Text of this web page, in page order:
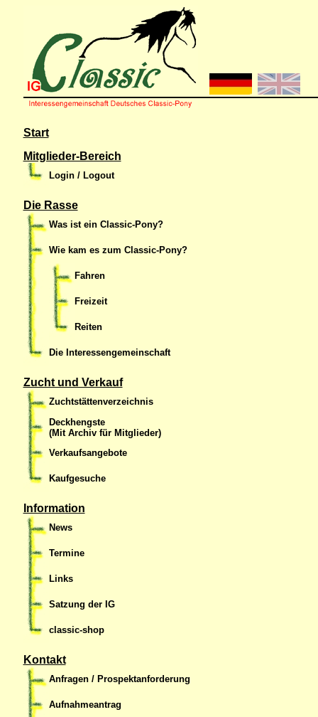
Start
Mitglieder-Bereich
Login / Logout
Die Rasse
Was ist ein Classic-Pony?
Wie kam es zum Classic-Pony?
Fahren
Freizeit
Reiten
Die Interessengemeinschaft
Zucht und Verkauf
Zuchtstättenverzeichnis
Deckhengste
(Mit Archiv für Mitglieder)
Verkaufsangebote
Kaufgesuche
Information
News
Termine
Links
Satzung der IG
classic-shop
Kontakt
Anfragen / Prospektanforderung
Aufnahmeantrag